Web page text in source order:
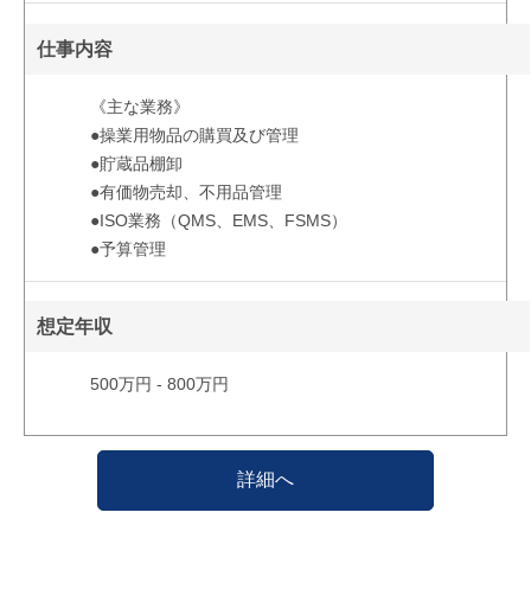
仕事内容
《主な業務》
●操業用物品の購買及び管理
●貯蔵品棚卸
●有価物売却、不用品管理
●ISO業務（QMS、EMS、FSMS）
●予算管理
想定年収
500万円 - 800万円
詳細へ